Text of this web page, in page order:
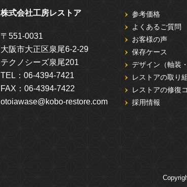
株式会社工房レストア
〒551-0031
大阪市大正区泉尾6-2-29
テクノシーズ泉尾201
TEL： 06-4394-7421
FAX： 06-4394-7422
otoiawase@kobo-restore.com
参考価格
よくあるご質問
お客様の声
保存ケース
デザイン（軸装
レストアの取り
レストアの修復
採用情報